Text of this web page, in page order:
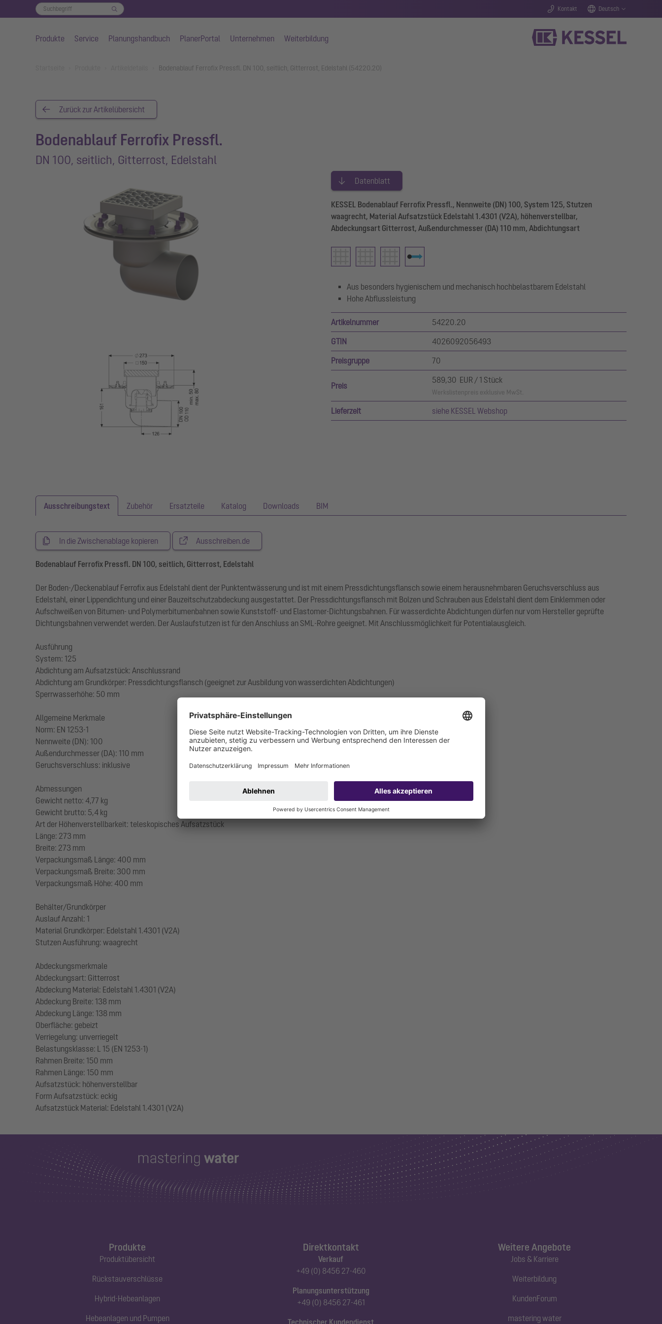
Kontakt Deutsch
Produkte Service Planungshandbuch PlanerPortal Unternehmen Weiterbildung
Bodenablauf Ferrofix Pressfl. DN 100, seitlich, Gitterrost, Edelstahl (54220.20)
Zurück zur Artikelübersicht
Bodenablauf Ferrofix Pressfl.
DN 100, seitlich, Gitterrost, Edelstahl
Datenblatt
KESSEL Bodenablauf Ferrofix Pressfl., Nennweite (DN) 100, System 125, Stutzen
waagrecht, Material Aufsatzstück Edelstahl 1.4301 (V2A), höhenverstellbar,
Abdeckungsart Gitterrost, Außendurchmesser (DA) 110 mm, Abdichtungsart
Aus besonders hygienischem und mechanisch hochbelastbarem Edelstahl
Hohe Abflussleistung
Artikelnummer 54220.20
GTIN 4026092056493
Preisgruppe 70
Preis
589,30 EUR / 1 Stück
Werkslistenpreis exklusive MwSt.
Lieferzeit siehe KESSEL Webshop
Ausschreibungstext Zubehör Ersatzteile Katalog Downloads BIM
In die Zwischenablage kopieren Ausschreiben.de
Bodenablauf Ferrofix Pressfl. DN 100, seitlich, Gitterrost, Edelstahl
Der Boden-/Deckenablauf Ferrofix aus Edelstahl dient der Punktentwässerung und ist mit einem Pressdichtungsflansch sowie einem herausnehmbaren Geruchsverschluss aus
Edelstahl, einer Lippendichtung und einer Bauzeitschutzabdeckung ausgestattet. Der Pressdichtungsflansch mit Bolzen und Schrauben aus Edelstahl dient dem Einklemmen oder
Aufschweißen von Bitumen- und Polymerbitumenbahnen sowie Kunststoff- und Elastomer-Dichtungsbahnen. Für wasserdichte Abdichtungen dürfen nur vom Hersteller geprüfte
Dichtungsbahnen verwendet werden. Der Auslaufstutzen ist für den Anschluss an SML-Rohre geeignet. Mit Anschlussmöglichkeit für Potentialausgleich.
Ausführung
System: 125
Abdichtung am Aufsatzstück: Anschlussrand
Abdichtung am Grundkörper: Pressdichtungsflansch (geeignet zur Ausbildung von wasserdichten Abdichtungen)
Sperrwasserhöhe: 50 mm
Allgemeine Merkmale
Norm: EN 1253-1
Nennweite (DN): 100
Außendurchmesser (DA): 110 mm
Geruchsverschluss: inklusive
Abmessungen
Gewicht netto: 4,77 kg
Gewicht brutto: 5,4 kg
Art der Höhenverstellbarkeit: teleskopisches Aufsatzstück
Länge: 273 mm
Breite: 273 mm
Verpackungsmaß Länge: 400 mm
Verpackungsmaß Breite: 300 mm
Verpackungsmaß Höhe: 400 mm
Behälter/Grundkörper
Auslauf Anzahl: 1
Material Grundkörper: Edelstahl 1.4301 (V2A)
Stutzen Ausführung: waagrecht
Abdeckungsmerkmale
Abdeckungsart: Gitterrost
Abdeckung Material: Edelstahl 1.4301 (V2A)
Abdeckung Breite: 138 mm
Abdeckung Länge: 138 mm
Oberfläche: gebeizt
Verriegelung: unverriegelt
Belastungsklasse: L 15 (EN 1253-1)
Rahmen Breite: 150 mm
Rahmen Länge: 150 mm
Aufsatzstück: höhenverstellbar
Form Aufsatzstück: eckig
Produkte
Produktübersicht
Rückstauverschlüsse
Hybrid-Hebeanlagen
Hebeanlagen und Pumpen
Direktkontakt
Verkauf
+49 (0) 8456 27-460
Planungsunterstützung
+49 (0) 8456 27-461
Technischer Kundendienst
Weitere Angebote
Jobs & Karriere
Weiterbildung
KundenForum
mastering water